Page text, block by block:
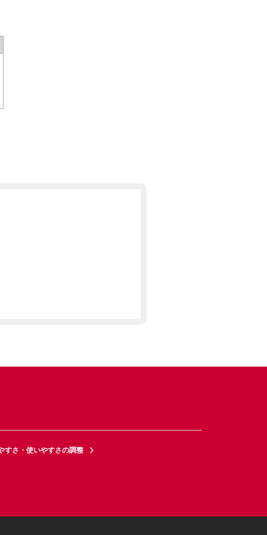
すさ・使いやすさの調整